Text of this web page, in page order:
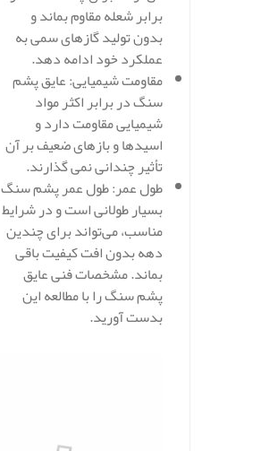
برابر شعله مقاوم بماند و
بدون تولید گازهای سمی به
عملکرد خود ادامه دهد.
مقاومت شیمیایی: عایق پشم
سنگ در برابر اکثر مواد
شیمیایی مقاومت دارد و
اسیدها و بازهای ضعیف بر آن
تأثیر چندانی نمی‌ گذارند.
طول عمر:طول عمر پشم سنگ
بسیار طولانی است و در شرایط
مناسب، می‌تواند برای چندین
دهه بدون افت کیفیت باقی
بماند. مشخصات فنی عایق
پشم سنگ را با مطالعه این
بدست آورید.